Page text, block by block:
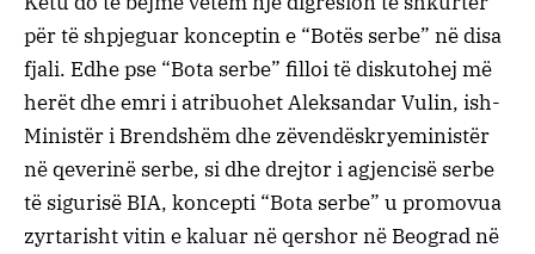
për të shpjeguar konceptin e “Botës serbe” në disa
fjali. Edhe pse “Bota serbe” filloi të diskutohej më
herët dhe emri i atribuohet Aleksandar Vulin, ish-
Ministër i Brendshëm dhe zëvendëskryeministër
në qeverinë serbe, si dhe drejtor i agjencisë serbe
të sigurisë BIA, koncepti “Bota serbe” u promovua
zyrtarisht vitin e kaluar në qershor në Beograd në